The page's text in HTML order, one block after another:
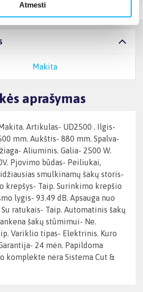
Atmesti
Makita
aprašymas
Artikulas- UD2500 . Ilgis-
mm. Aukštis- 880 mm. Spalva-
Aliuminis. Galia- 2500 W.
Pjovimo būdas- Peiliukai,
smulkinamų šakų storis-
krepšys- Taip. Surinkimo krepšio
lygis- 93.49 dB. Apsauga nuo
ratukais- Taip. Automatinis šakų
šakų stūmimui- Ne.
Variklio tipas- Elektrinis. Kuro
24 mėn. Papildoma
komplekte nėra Sistema Cut &